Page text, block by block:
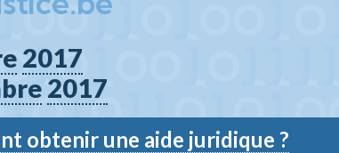
2017
2017
obtenir une aide juridique ?